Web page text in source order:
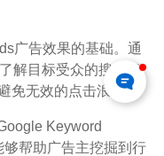
广告效果的基础。通
解目标受众的搜索习
免无效的点击浪费。
Keyword
帮助广告主挖掘到行